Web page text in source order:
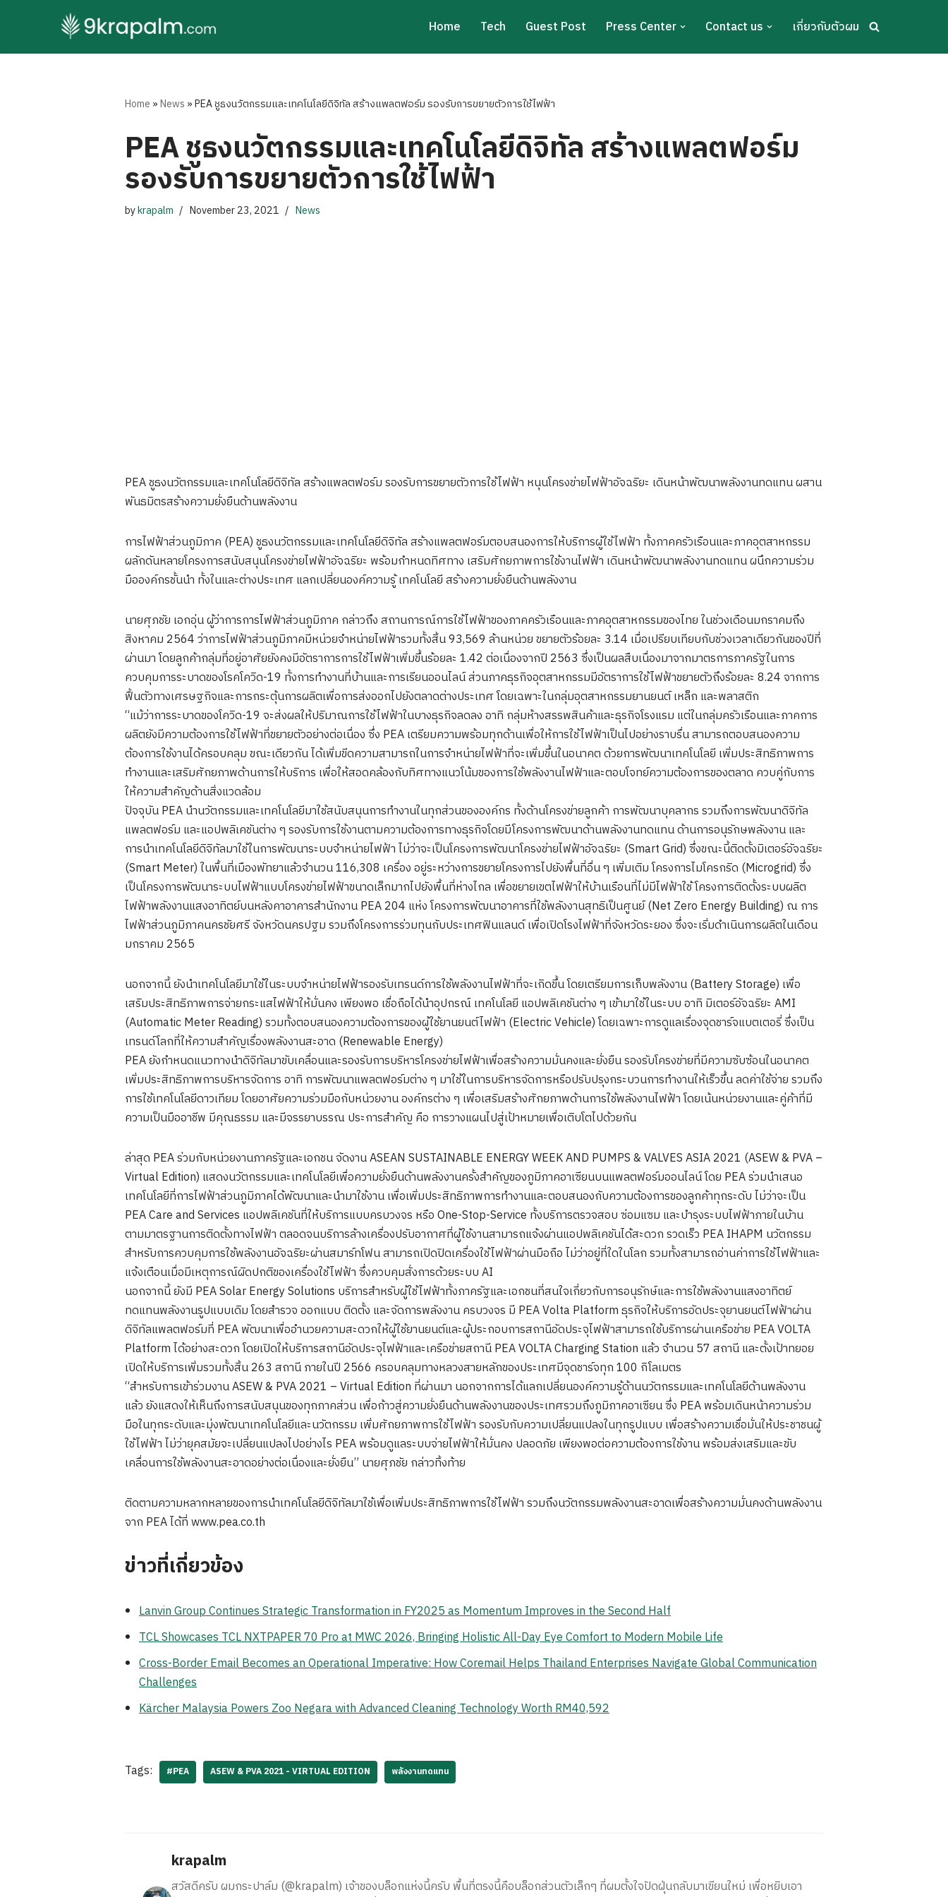
to
Home Tech Guest Post Press Center Contact us เกี่ยวกับตัวผม
Home »News »PEA ชูธงนวัตกรรมและเทคโนโลยีดิจิทัล สร้างแพลตฟอร์ม รองรับการขยายตัวการใช้ไฟฟ้า
PEA ชูธงนวัตกรรมและเทคโนโลยีดิจิทัล สร้างแพลตฟอร์ม
รองรับการขยายตัวการใช้ไฟฟ้า
bykrapalm November 23, 2021 News
PEA ชูธงนวัตกรรมและเทคโนโลยีดิจิทัล สร้างแพลตฟอร์ม รองรับการขยายตัวการใช้ไฟฟ้า หนุนโครงข่ายไฟฟ้าอัจฉริยะ เดินหน้าพัฒนาพลังงานทดแทน ผสาน
พันธมิตรสร้างความยั่งยืนด้านพลังงาน
การไฟฟ้าส่วนภูมิภาค (PEA) ชูธงนวัตกรรมและเทคโนโลยีดิจิทัล สร้างแพลตฟอร์มตอบสนองการให้บริการผู้ใช้ไฟฟ้า ทั้งภาคครัวเรือนและภาคอุตสาหกรรม
ผลักดันหลายโครงการสนับสนุนโครงข่ายไฟฟ้าอัจฉริยะ พร้อมกำหนดทิศทาง เสริมศักยภาพการใช้งานไฟฟ้า เดินหน้าพัฒนาพลังงานทดแทน ผนึกความร่วม
มือองค์กรชั้นนำ ทั้งในและต่างประเทศ แลกเปลี่ยนองค์ความรู้ เทคโนโลยี สร้างความยั่งยืนด้านพลังงาน
นายศุภชัย เอกอุ่น ผู้ว่าการการไฟฟ้าส่วนภูมิภาค กล่าวถึง สถานการณ์การใช้ไฟฟ้าของภาคครัวเรือนและภาคอุตสาหกรรมของไทย ในช่วงเดือนมกราคมถึง
สิงหาคม 2564 ว่าการไฟฟ้าส่วนภูมิภาคมีหน่วยจําหน่ายไฟฟ้ารวมทั้งสิ้น 93,569 ล้านหน่วย ขยายตัวร้อยละ 3.14 เมื่อเปรียบเทียบกับช่วงเวลาเดียวกันของปีที่
ผ่านมา โดยลูกค้ากลุ่มที่อยู่อาศัยยังคงมีอัตราการการใช้ไฟฟ้าเพิ่มขึ้นร้อยละ 1.42 ต่อเนื่องจากปี 2563 ซึ่งเป็นผลสืบเนื่องมาจากมาตรการภาครัฐในการ
ควบคุมการระบาดของโรคโควิด-19 ทั้งการทำงานที่บ้านและการเรียนออนไลน์ ส่วนภาคธุรกิจอุตสาหกรรมมีอัตราการใช้ไฟฟ้าขยายตัวถึงร้อยละ 8.24 จากการ
ฟื้นตัวทางเศรษฐกิจและการกระตุ้นการผลิตเพื่อการส่งออกไปยังตลาดต่างประเทศ โดยเฉพาะในกลุ่มอุตสาหกรรมยานยนต์ เหล็ก และพลาสติก
“แม้ว่าการระบาดของโควิด-19 จะส่งผลให้ปริมาณการใช้ไฟฟ้าในบางธุรกิจลดลง อาทิ กลุ่มห้างสรรพสินค้าและธุรกิจโรงแรม แต่ในกลุ่มครัวเรือนและภาคการ
ผลิตยังมีความต้องการใช้ไฟฟ้าที่ขยายตัวอย่างต่อเนื่อง ซึ่ง PEA เตรียมความพร้อมทุกด้านเพื่อให้การใช้ไฟฟ้าเป็นไปอย่างราบรื่น สามารถตอบสนองความ
ต้องการใช้งานได้ครอบคลุม ขณะเดียวกัน ได้เพิ่มขีดความสามารถในการจำหน่ายไฟฟ้าที่จะเพิ่มขึ้นในอนาคต ด้วยการพัฒนาเทคโนโลยี เพิ่มประสิทธิภาพการ
ทำงานและเสริมศักยภาพด้านการให้บริการ เพื่อให้สอดคล้องกับทิศทางแนวโน้มของการใช้พลังงานไฟฟ้าและตอบโจทย์ความต้องการของตลาด ควบคู่กับการ
ให้ความสำคัญด้านสิ่งแวดล้อม
ปัจจุบัน PEA นำนวัตกรรมและเทคโนโลยีมาใช้สนับสนุนการทำงานในทุกส่วนขององค์กร ทั้งด้านโครงข่ายลูกค้า การพัฒนาบุคลากร รวมถึงการพัฒนาดิจิทัล
แพลตฟอร์ม และแอปพลิเคชันต่าง ๆ รองรับการใช้งานตามความต้องการทางธุรกิจโดยมีโครงการพัฒนาด้านพลังงานทดแทน ด้านการอนุรักษพลังงาน และ
การนำเทคโนโลยีดิจิทัลมาใช้ในการพัฒนาระบบจำหน่ายไฟฟ้า ไม่ว่าจะเป็นโครงการพัฒนาโครงข่ายไฟฟ้าอัจฉริยะ (Smart Grid) ซึ่งขณะนี้ติดตั้งมิเตอร์อัจฉริยะ
(Smart Meter) ในพื้นที่เมืองพัทยาแล้วจํานวน 116,308 เครื่อง อยู่ระหว่างการขยายโครงการไปยังพื้นที่อื่น ๆ เพิ่มเติม โครงการไมโครกริด (Microgrid) ซึ่ง
เป็นโครงการพัฒนาระบบไฟฟ้าแบบโครงข่ายไฟฟ้าขนาดเล็กมากไปยังพื้นที่ห่างไกล เพื่อขยายเขตไฟฟ้าให้บ้านเรือนที่ไม่มีไฟฟ้าใช้ โครงการติดตั้งระบบผลิต
ไฟฟ้าพลังงานแสงอาทิตย์บนหลังคาอาคารสํานักงาน PEA 204 แห่ง โครงการพัฒนาอาคารที่ใช้พลังงานสุทธิเป็นศูนย์ (Net Zero Energy Building) ณ การ
ไฟฟ้าส่วนภูมิภาคนครชัยศรี จังหวัดนครปฐม รวมถึงโครงการร่วมทุนกับประเทศฟินแลนด์ เพื่อเปิดโรงไฟฟ้าที่จังหวัดระยอง ซึ่งจะเริ่มดำเนินการผลิตในเดือน
มกราคม 2565
นอกจากนี้ ยังนำเทคโนโลยีมาใช้ในระบบจำหน่ายไฟฟ้ารองรับเทรนด์การใช้พลังงานไฟฟ้าที่จะเกิดขึ้น โดยเตรียมการเก็บพลังงาน (Battery Storage) เพื่อ
เสริมประสิทธิภาพการจ่ายกระแสไฟฟ้าให้มั่นคง เพียงพอ เชื่อถือได้นำอุปกรณ์ เทคโนโลยี แอปพลิเคชันต่าง ๆ เข้ามาใช้ในระบบ อาทิ มิเตอร์อัจฉริยะ AMI
(Automatic Meter Reading) รวมทั้งตอบสนองความต้องการของผู้ใช้ยานยนต์ไฟฟ้า (Electric Vehicle) โดยเฉพาะการดูแลเรื่องจุดชาร์จแบตเตอรี่ ซึ่งเป็น
เทรนด์โลกที่ให้ความสำคัญเรื่องพลังงานสะอาด (Renewable Energy)
PEA ยังกำหนดแนวทางนำดิจิทัลมาขับเคลื่อนและรองรับการบริหารโครงข่ายไฟฟ้าเพื่อสร้างความมั่นคงและยั่งยืน รองรับโครงข่ายที่มีความซับซ้อนในอนาคต
เพิ่มประสิทธิภาพการบริหารจัดการ อาทิ การพัฒนาแพลตฟอร์มต่าง ๆ มาใช้ในการบริหารจัดการหรือปรับปรุงกระบวนการทำงานให้เร็วขึ้น ลดค่าใช้จ่าย รวมถึง
การใช้เทคโนโลยีดาวเทียม โดยอาศัยความร่วมมือกับหน่วยงาน องค์กรต่าง ๆ เพื่อเสริมสร้างศักยภาพด้านการใช้พลังงานไฟฟ้า โดยเน้นหน่วยงานและคู่ค้าที่มี
ความเป็นมืออาชีพ มีคุณธรรม และมีจรรยาบรรณ ประการสำคัญ คือ การวางแผนไปสู่เป้าหมายเพื่อเติบโตไปด้วยกัน
ล่าสุด PEA ร่วมกับหน่วยงานภาครัฐและเอกชน จัดงาน ASEAN SUSTAINABLE ENERGY WEEK AND PUMPS & VALVES ASIA 2021 (ASEW & PVA –
Virtual Edition) แสดงนวัตกรรมและเทคโนโลยีเพื่อความยั่งยืนด้านพลังงานครั้งสำคัญของภูมิภาคอาเซียนบนแพลตฟอร์มออนไลน์ โดย PEA ร่วมนำเสนอ
เทคโนโลยีที่การไฟฟ้าส่วนภูมิภาคได้พัฒนาและนำมาใช้งาน เพื่อเพิ่มประสิทธิภาพการทำงานและตอบสนองกับความต้องการของลูกค้าทุกระดับ ไม่ว่าจะเป็น
PEA Care and Services แอปพลิเคชันที่ให้บริการแบบครบวงจร หรือ One-Stop-Service ทั้งบริการตรวจสอบ ซ่อมแซม และบํารุงระบบไฟฟ้าภายในบ้าน
ตามมาตรฐานการติดตั้งทางไฟฟ้า ตลอดจนบริการล้างเครื่องปรับอากาศที่ผู้ใช้งานสามารถแจ้งผ่านแอปพลิเคชันได้สะดวก รวดเร็ว PEA IHAPM นวัตกรรม
สำหรับการควบคุมการใช้พลังงานอัจฉริยะผ่านสมาร์ทโฟน สามารถเปิดปิดเครื่องใช้ไฟฟ้าผ่านมือถือ ไม่ว่าอยู่ที่ใดในโลก รวมทั้งสามารถอ่านค่าการใช้ไฟฟ้าและ
แจ้งเตือนเมื่อมีเหตุการณ์ผิดปกติของเครื่องใช้ไฟฟ้า ซึ่งควบคุมสั่งการด้วยระบบ AI
นอกจากนี้ ยังมี PEA Solar Energy Solutions บริการสำหรับผู้ใช้ไฟฟ้าทั้งภาครัฐและเอกชนที่สนใจเกี่ยวกับการอนุรักษ์และการใช้พลังงานแสงอาทิตย์
ทดแทนพลังงานรูปแบบเดิม โดยสํารวจ ออกแบบ ติดตั้ง และจัดการพลังงาน ครบวงจร มี PEA Volta Platform ธุรกิจให้บริการอัดประจุยานยนต์ไฟฟ้าผ่าน
ดิจิทัลแพลตฟอร์มที่ PEA พัฒนาเพื่ออํานวยความสะดวกให้ผู้ใช้ยานยนต์และผู้ประกอบการสถานีอัดประจุไฟฟ้าสามารถใช้บริการผ่านเครือข่าย PEA VOLTA
Platform ได้อย่างสะดวก โดยเปิดให้บริการสถานีอัดประจุไฟฟ้าและเครือข่ายสถานี PEA VOLTA Charging Station แล้ว จํานวน 57 สถานี และตั้งเป้าทยอย
เปิดให้บริการเพิ่มรวมทั้งสิ้น 263 สถานี ภายในปี 2566 ครอบคลุมทางหลวงสายหลักของประเทศมีจุดชาร์จทุก 100 กิโลเมตร
“สำหรับการเข้าร่วมงาน ASEW & PVA 2021 – Virtual Edition ที่ผ่านมา นอกจากการได้แลกเปลี่ยนองค์ความรู้ด้านนวัตกรรมและเทคโนโลยีด้านพลังงาน
แล้ว ยังแสดงให้เห็นถึงการสนับสนุนของทุกภาคส่วน เพื่อก้าวสู่ความยั่งยืนด้านพลังงานของประเทศรวมถึงภูมิภาคอาเซียน ซึ่ง PEA พร้อมเดินหน้าความร่วม
มือในทุกระดับและมุ่งพัฒนาเทคโนโลยีและนวัตกรรม เพิ่มศักยภาพการใช้ไฟฟ้า รองรับกับความเปลี่ยนแปลงในทุกรูปแบบ เพื่อสร้างความเชื่อมั่นให้ประชาชนผู้
ใช้ไฟฟ้า ไม่ว่ายุคสมัยจะเปลี่ยนแปลงไปอย่างไร PEA พร้อมดูแลระบบจ่ายไฟฟ้าให้มั่นคง ปลอดภัย เพียงพอต่อความต้องการใช้งาน พร้อมส่งเสริมและขับ
เคลื่อนการใช้พลังงานสะอาดอย่างต่อเนื่องและยั่งยืน” นายศุภชัย กล่าวทิ้งท้าย
ติดตามความหลากหลายของการนำเทคโนโลยีดิจิทัลมาใช้เพื่อเพิ่มประสิทธิภาพการใช้ไฟฟ้า รวมถึงนวัตกรรมพลังงานสะอาดเพื่อสร้างความมั่นคงด้านพลังงาน
จาก PEA ได้ที่ www.pea.co.th
ข่าวที่เกี่ยวข้อง
Lanvin Group Continues Strategic Transformation in FY2025 as Momentum Improves in the Second Half
TCL Showcases TCL NXTPAPER 70 Pro at MWC 2026, Bringing Holistic All-Day Eye Comfort to Modern Mobile Life
Cross-Border Email Becomes an Operational Imperative: How Coremail Helps Thailand Enterprises Navigate Global Communication
Challenges
Kärcher Malaysia Powers Zoo Negara with Advanced Cleaning Technology Worth RM40,592
Tags: #PEA ASEW & PVA 2021 - VIRTUAL EDITION พลังงานทดแทน
krapalm
สวัสดีครับ ผมกระปาล์ม (@krapalm) เจ้าของบล็อกแห่งนี้ครับ พื้นที่ตรงนี้คือบล็อกส่วนตัวเล็กๆ ที่ผมตั้งใจปัดฝุ่นกลับมาเขียนใหม่ เพื่อหยิบเอา